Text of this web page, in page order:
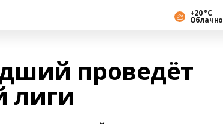
+20 °С
Облачно
проведёт
лиги